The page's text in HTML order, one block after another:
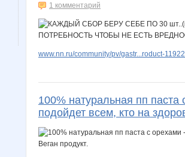
1 комментарий
www.nn.ru/community/pv/gastr...roduct-
100% натуральная пп
подойдет всем, кто на